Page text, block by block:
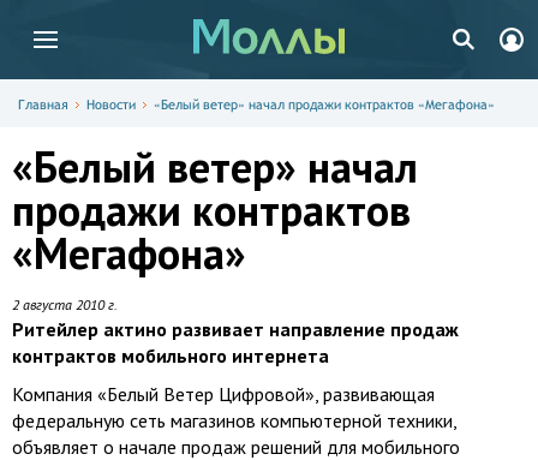
Главная Новости «Белый ветер» начал продажи контрактов «Мегафона»
«Белый ветер» начал
продажи контрактов
«Мегафона»
2 августа 2010 г.
Ритейлер актино развивает направление продаж
контрактов мобильного интернета
Компания «Белый Ветер Цифровой», развивающая
федеральную сеть магазинов компьютерной техники,
объявляет о начале продаж решений для мобильного